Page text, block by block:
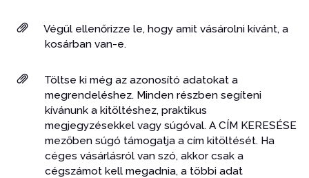
Végül ellenőrizze le, hogy amit vásárolni kívánt, a
kosárban van-e.
Töltse ki még az azonosító adatokat a
megrendeléshez. Minden részben segíteni
kívánunk a kitöltéshez, praktikus
megjegyzésekkel vagy súgóval. A CÍM KERESÉSE
mezőben súgó támogatja a cím kitöltését. Ha
céges vásárlásról van szó, akkor csak a
cégszámot kell megadnia, a többi adat